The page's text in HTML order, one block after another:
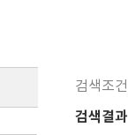
검색조건
검색결과